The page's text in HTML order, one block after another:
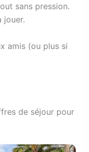
sans pression.
jouer.
amis (ou plus si
de séjour pour